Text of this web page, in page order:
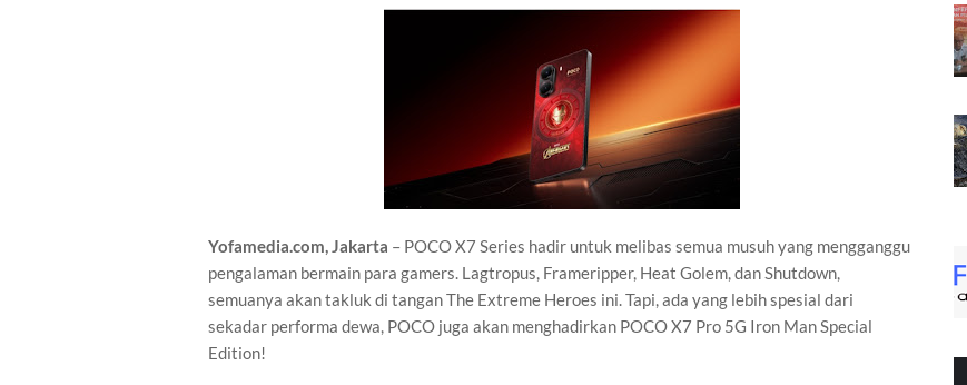
Yofamedia.com, Jakarta – POCO X7 Series hadir untuk melibas semua musuh yang mengganggu
pengalaman bermain para gamers. Lagtropus, Frameripper, Heat Golem, dan Shutdown,
semuanya akan takluk di tangan The Extreme Heroes ini. Tapi, ada yang lebih spesial dari
sekadar performa dewa, POCO juga akan menghadirkan POCO X7 Pro 5G Iron Man Special
Edition!